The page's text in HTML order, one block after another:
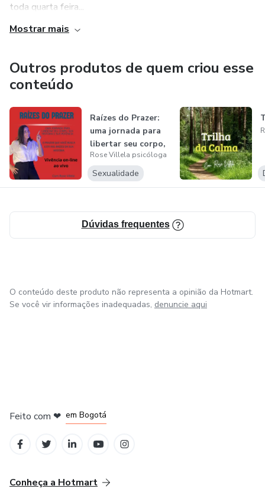
toda quarta feira...
Mostrar mais
Outros produtos de quem criou esse
conteúdo
Raízes do Prazer:
uma jornada para
libertar seu corpo,
sua h...
Rose Villela psicóloga
Sexualidade
Dúvidas frequentes
O conteúdo deste produto não representa a opinião da Hotmart.
Se você vir informações inadequadas, denuncie aqui
Feito com ❤ em Bogotá
Conheça a Hotmart